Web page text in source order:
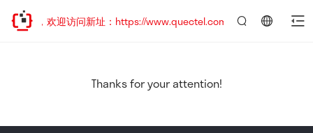
已迁移，欢迎访问新址：https://www.quectel.com.cn
Thanks for your attention!